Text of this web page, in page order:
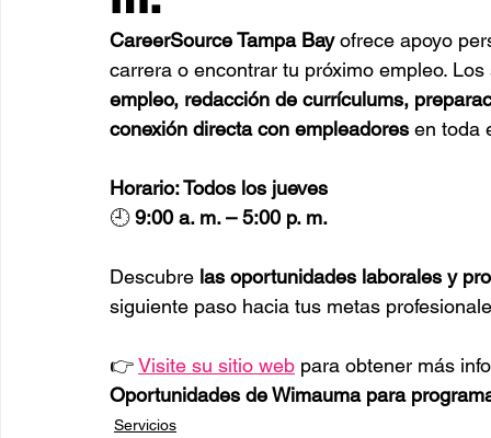
CareerSource Tampa Bay ofrece apoyo
carrera o encontrar tu próximo empleo.
empleo, redacción de currículums,
conexión directa con empleadores en toda
Horario: Todos los jueves
🕘 9:00 a. m. – 5:00 p. m.
Descubre las oportunidades laborales y
siguiente paso hacia tus metas
👉 Visite su sitio web para obtener más
Oportunidades de Wimauma para
Servicios